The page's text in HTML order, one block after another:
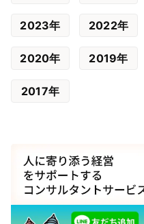
2023年 2022年
2020年 2019年
2017年